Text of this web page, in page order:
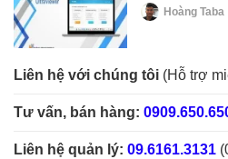
Hoàng Taba
Liên hệ với chúng tôi (Hỗ trợ
Tư vấn, bán hàng:
Liên hệ quản lý: 09.6161.3131